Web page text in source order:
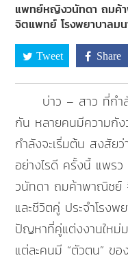
แพทย์หญิงวนัทดา ถมค้
จิตแพทย์ โรงพยาบาลม
Tweet Share
บ่าว – สาว ที่กำ
กัน หลายคนมีความกัง
กำลังจะเริ่มต้น สงสัย
อย่างไรดี ครั้งนี้ แพ
วนัทดา ถมค้าพาณิชย์
และชีวิตคู่ ประจำโรง
ปัญหาที่คู่แต่งงานใหม่
แต่ละคนมี “ตัวตน” ขอ